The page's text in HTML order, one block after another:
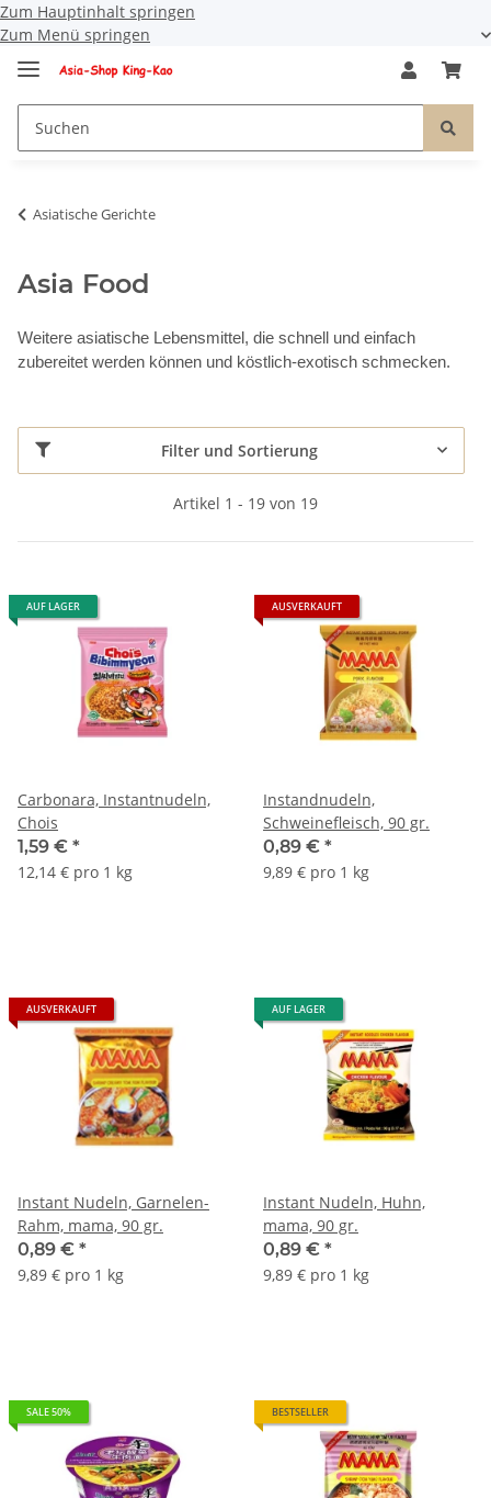
Zum Hauptinhalt springen
Zum Menü springen
Asiatische Gerichte
Asia Food
Weitere asiatische Lebensmittel, die schnell und einfach
zubereitet werden können und köstlich-exotisch schmecken.
Filter und Sortierung
Artikel 1 - 19 von 19
AUF LAGER
Carbonara, Instantnudeln,
Chois
1,59 € *
12,14 € pro 1 kg
AUSVERKAUFT
Instandnudeln,
Schweinefleisch, 90 gr.
0,89 € *
9,89 € pro 1 kg
AUSVERKAUFT
Instant Nudeln, Garnelen-
Rahm, mama, 90 gr.
0,89 € *
9,89 € pro 1 kg
AUF LAGER
Instant Nudeln, Huhn,
mama, 90 gr.
0,89 € *
9,89 € pro 1 kg
SALE 50% BESTSELLER